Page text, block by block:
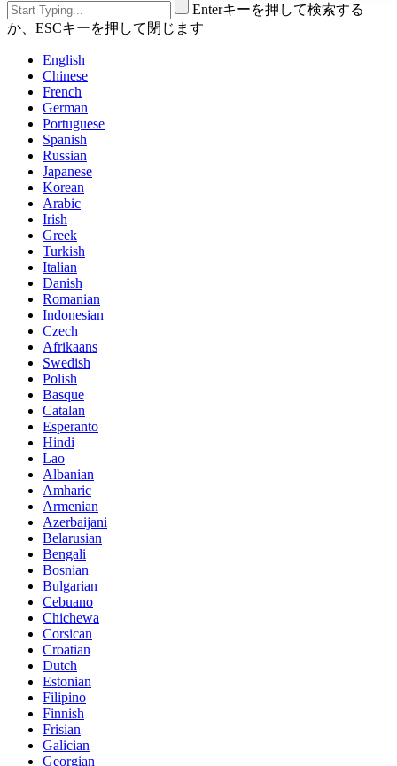
Enterキーを押して検索する
か、ESCキーを押して閉じます
English
Chinese
French
German
Portuguese
Spanish
Russian
Japanese
Korean
Arabic
Irish
Greek
Turkish
Italian
Danish
Romanian
Indonesian
Czech
Afrikaans
Swedish
Polish
Basque
Catalan
Esperanto
Hindi
Lao
Albanian
Amharic
Armenian
Azerbaijani
Belarusian
Bengali
Bosnian
Bulgarian
Cebuano
Chichewa
Corsican
Croatian
Dutch
Estonian
Filipino
Finnish
Frisian
Galician
Georgian